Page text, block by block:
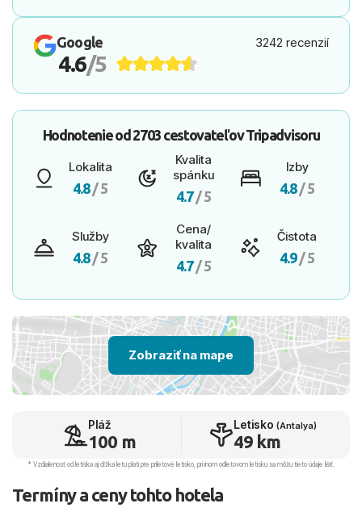
Google 3242 recenzií
4.6/5
Hodnotenie od2703 cestovateľovTripadvisoru
Lokalita
4.8/ 5
Kvalita
spánku
4.7/ 5
Izby
4.8/ 5
Služby
4.8/ 5
Cena/
kvalita
4.7/ 5
Čistota
4.9/ 5
Zobraziť na mape
Pláž
100 m
Letisko (Antalya)
49 km
* Vzdialenosť od letiska aj dľžka letu platí pre príletové letisko, pri inom odletovom letisku sa môžu tieto údaje líšiť.
Termíny a ceny tohto hotela